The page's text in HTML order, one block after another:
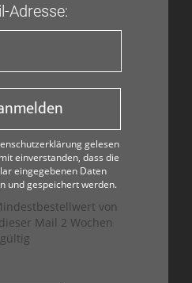
Adresse:
gelesen
einverstanden, dass die
eingegebenen Daten
und gespeichert werden.
von
Mail 2 Wochen
gültig